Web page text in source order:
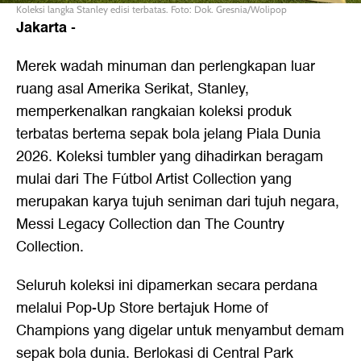
Koleksi langka Stanley edisi terbatas. Foto: Dok. Gresnia/Wolipop
Jakarta-
Merek wadah minuman dan perlengkapan luar
ruang asal Amerika Serikat, Stanley,
memperkenalkan rangkaian koleksi produk
terbatas bertema sepak bola jelang Piala Dunia
2026. Koleksi tumbler yang dihadirkan beragam
mulai dari The Fútbol Artist Collection yang
merupakan karya tujuh seniman dari tujuh negara,
Messi Legacy Collection dan The Country
Collection.
Seluruh koleksi ini dipamerkan secara perdana
melalui Pop-Up Store bertajuk Home of
Champions yang digelar untuk menyambut demam
sepak bola dunia. Berlokasi di Central Park